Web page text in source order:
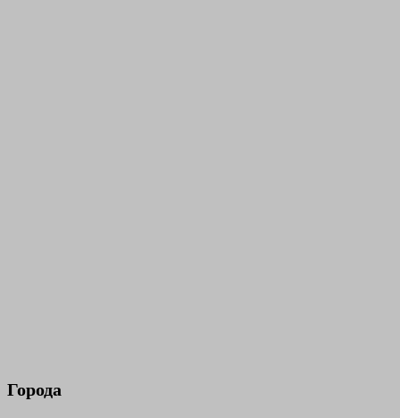
Города